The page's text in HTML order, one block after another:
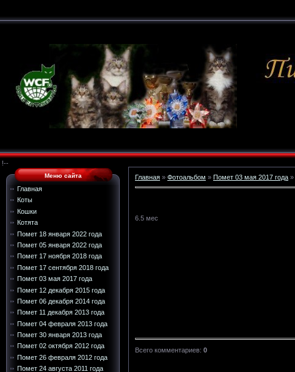
!--
Меню сайта
Главная
Коты
Кошки
Котята
Помет 18 января 2022 года
Помет 05 января 2022 года
Помет 17 ноября 2018 года
Помет 17 сентября 2018 года
Помет 03 мая 2017 года
Помет 12 декабря 2015 года
Помет 06 декабря 2014 года
Помет 11 декабря 2013 года
Помет 04 февраля 2013 года
Помет 30 января 2013 года
Помет 02 октября 2012 года
Помет 26 февраля 2012 года
Помет 24 августа 2011 года
Главная » Фотоальбом » Помет 03 мая 2017 года »
6.5 мес
Всего комментариев: 0